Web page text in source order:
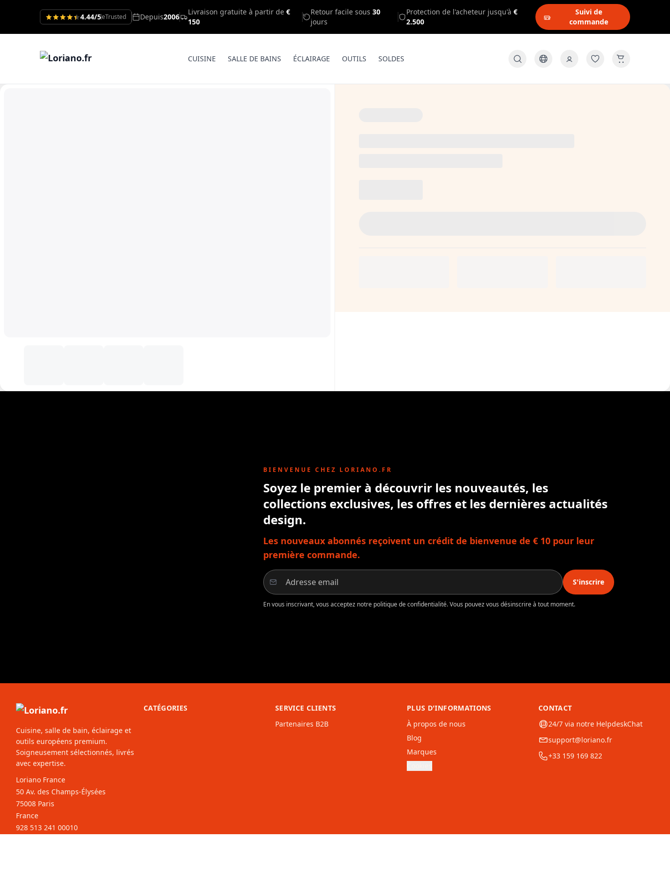
4.44/5eTrusted Depuis2006
Livraison gratuite à partir de €
150
Retour facile sous 30
jours
Protection de l'acheteur jusqu'à €
2.500
Suivi de
commande
CUISINE SALLE DE BAINS ÉCLAIRAGE OUTILS SOLDES
BIENVENUE CHEZ LORIANO.FR
Soyez le premier à découvrir les nouveautés, les
collections exclusives, les offres et les dernières actualités
design.
Les nouveaux abonnés reçoivent un crédit de bienvenue de € 10 pour leur
première commande.
S'inscrire
En vous inscrivant, vous acceptez notre politique de confidentialité. Vous pouvez vous désinscrire à tout moment.
Cuisine, salle de bain, éclairage et
outils européens premium.
Soigneusement sélectionnés, livrés
avec expertise.
Loriano France
50 Av. des Champs-Élysées
75008 Paris
France
928 513 241 00010
CATÉGORIES
SERVICE CLIENTS
Partenaires B2B
PLUS D'INFORMATIONS
À propos de nous
Blog
Marques
CONTACT
24/7 via notre HelpdeskChat
support@loriano.fr
+33 159 169 822